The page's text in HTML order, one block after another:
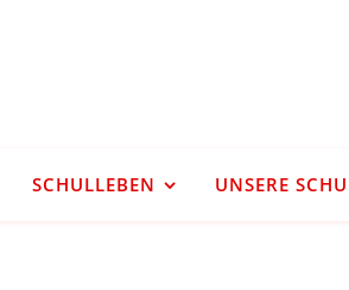
SCHULLEBEN UNSERE